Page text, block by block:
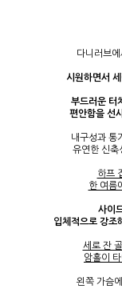
다니러브
시원하면서
부드러운 터
편안함을 선
내구성과 통
유연한 신축
하프
한 여름
사이
입체적으로 강조
세로 잔
암홀이
왼쪽 가슴